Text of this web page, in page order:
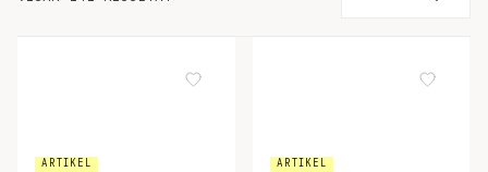
ARTIKEL
ARTIKEL